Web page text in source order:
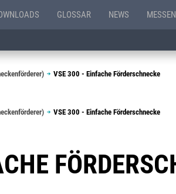
GLOSSAR NEWS
VSE 300 - Einfache Förderschnecke
VSE 300 - Einfache Förderschnecke